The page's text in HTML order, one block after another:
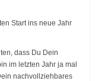
Start ins neue Jahr
dass Du Dein
im letzten Jahr ja mal
nachvollziehbares